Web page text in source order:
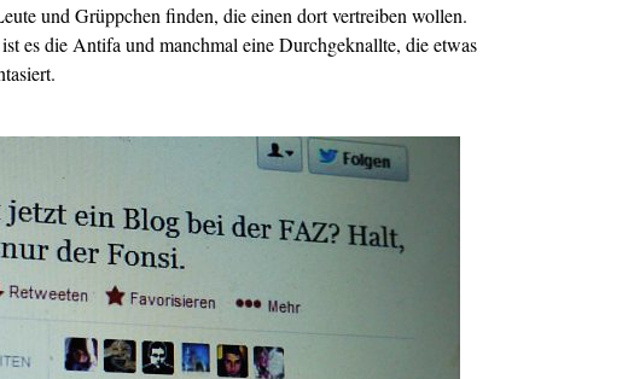
und Grüppchen finden, die einen dort vertreiben wollen.
es die Antifa und manchmal eine Durchgeknallte, die etwas